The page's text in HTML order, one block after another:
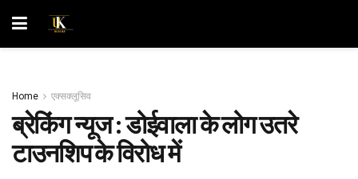
Home एक्सक्लूसिव
ब्रेकिंग न्यूज : डोईवाला के लोग उतरे
टाउनशिप के विरोध में